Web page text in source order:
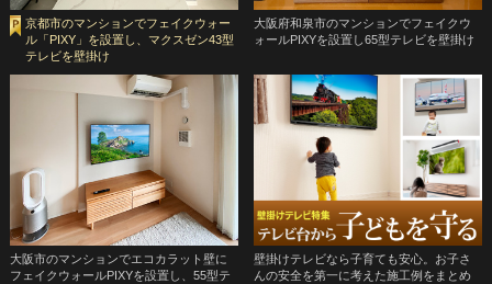
京都市のマンションでフェイクウォー
ル「PIXY」を設置し、マクスゼン43型
テレビを壁掛け
大阪府和泉市のマンションでフェイクウ
ォールPIXYを設置し65型テレビを壁掛け
大阪市のマンションでエコカラット壁に
フェイクウォールPIXYを設置し、55型テ
壁掛けテレビなら子育ても安心。お子さ
んの安全を第一に考えた施工例をまとめ